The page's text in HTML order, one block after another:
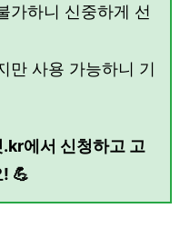
가하니 신중하게 선
만 사용 가능하니 기
에서 신청하고 고
💪